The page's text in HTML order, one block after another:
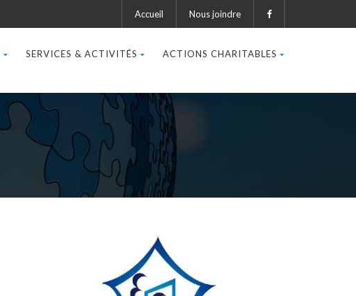
Accueil Nous joindre
SERVICES & ACTIVITÉS ACTIONS CHARITABLES